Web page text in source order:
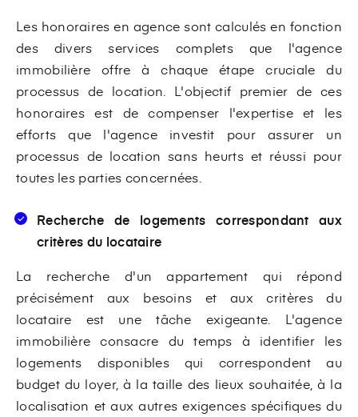
Les honoraires en agence sont calculés en fonction
des divers services complets que l'agence
immobilière offre à chaque étape cruciale du
processus de location. L'objectif premier de ces
honoraires est de compenser l'expertise et les
efforts que l'agence investit pour assurer un
processus de location sans heurts et réussi pour
toutes les parties concernées.
Recherche de logements correspondant aux
critères du locataire
La recherche d'un appartement qui répond
précisément aux besoins et aux critères du
locataire est une tâche exigeante. L'agence
immobilière consacre du temps à identifier les
logements disponibles qui correspondent au
budget du loyer, à la taille des lieux souhaitée, à la
localisation et aux autres exigences spécifiques du